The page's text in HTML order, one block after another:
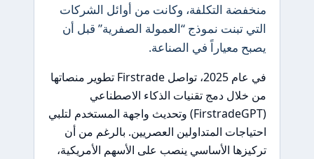
منخفضة التكلفة، وكانت من أوائل الشركات
التي تبنت نموذج “العمولة الصفرية” قبل أن
يصبح معياراً في الصناعة.
في عام 2025، تواصل Firstrade تطوير منصاتها
من خلال دمج تقنيات الذكاء الاصطناعي
(FirstradeGPT) وتحديث واجهة المستخدم لتلبي
احتياجات المتداولين العصريين. بالرغم من أن
تركيزها الأساسي ينصب على الأسهم الأمريكية،